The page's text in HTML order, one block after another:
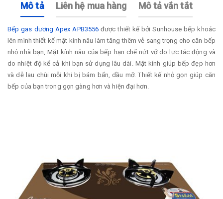
Mô tả Liên hệ mua hàng Mô tả vắn tắt
Bếp gas dương Apex APB3556 được thiết kế bởi Sunhouse bếp khoác
lên mình thiết kế mặt kính nâu làm tăng thêm vẻ sang trọng cho căn bếp
nhỏ nhà bạn, Mặt kính nâu của bếp hạn chế nứt vỡ do lực tác động và
do nhiệt độ kể cả khi bạn sử dụng lâu dài. Mặt kính giúp bếp đẹp hơn
và dễ lau chùi mỗi khi bị bám bẩn, dầu mỡ. Thiết kế nhỏ gọn giúp căn
bếp của bạn trong gọn gàng hơn và hiện đại hơn.